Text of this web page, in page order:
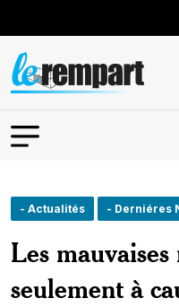
- Actualités - Derniéres
Les
seulement à